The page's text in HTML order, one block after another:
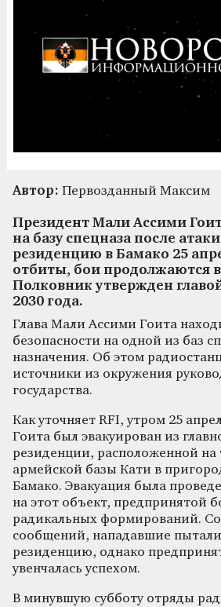
Автор: Первозданный Максим
Президент Мали Ассими
на базу спецназа после
резиденцию в Бамако 25
отбиты, бои продолжаются
Полковник утвержден
2030 года.
Глава Мали Ассими Гоита
безопасности на одной из баз
назначения. Об этом
источники из окружения
государства.
Как уточняет RFI, утром 25
Гоита был эвакуирован из
резиденции, расположенной на
армейской базы Кати в
Бамако. Эвакуация была
на этот объект, предпринятой
радикальных формирований.
сообщений, нападавшие
резиденцию, однако
увенчалась успехом.
В минувшую субботу отряды